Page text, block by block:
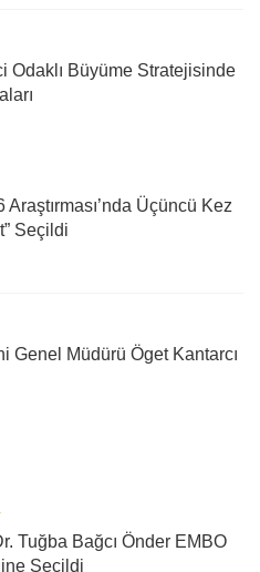
Odaklı Büyüme Stratejisinde
Üçüncü Kez
Seçildi
Genel Müdürü Öget Kantarcı
Tuğba Bağcı Önder EMBO
Seçildi